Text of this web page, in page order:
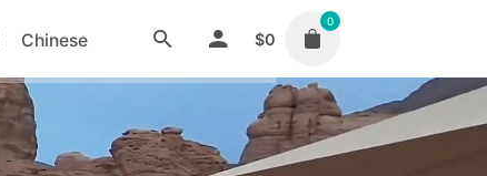
Chinese $0
0